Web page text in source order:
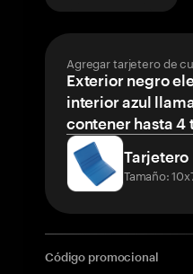
Agregar tarjetero de
Exterior negro
interior azul
contener hasta 4
Tarjetero
Tamaño:
Código promocional